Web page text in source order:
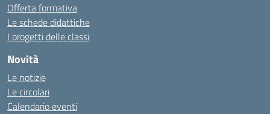
Offerta formativa
Le schede didattiche
I progetti delle classi
Novità
Le notizie
Le circolari
Calendario eventi